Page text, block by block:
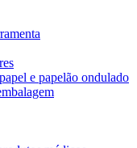
e papelão ondulado